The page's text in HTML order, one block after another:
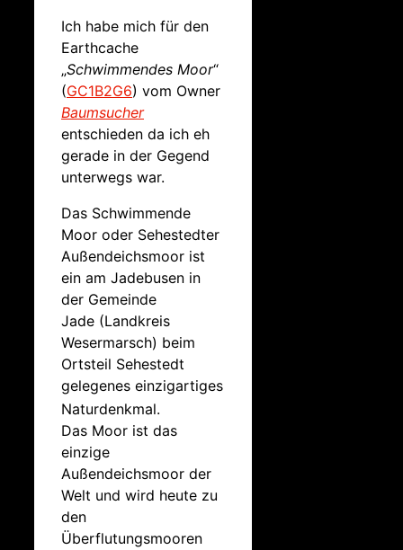
Ich habe mich für den
Earthcache
„Schwimmendes Moor“
(GC1B2G6) vom Owner
Baumsucher
entschieden da ich eh
gerade in der Gegend
unterwegs war.
Das Schwimmende
Moor oder Sehestedter
Außendeichsmoor ist
ein am Jadebusen in
der Gemeinde
Jade (Landkreis
Wesermarsch) beim
Ortsteil Sehestedt
gelegenes einzigartiges
Naturdenkmal.
Das Moor ist das
einzige
Außendeichsmoor der
Welt und wird heute zu
den
Überflutungsmooren